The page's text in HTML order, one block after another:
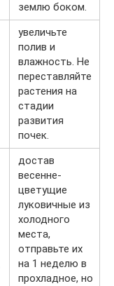
землю боком.
увеличьте
полив и
влажность. Не
переставляйте
растения на
стадии
развития
почек.
достав
весенне-
цветущие
луковичные из
холодного
места,
отправьте их
на 1 неделю в
прохладное, но